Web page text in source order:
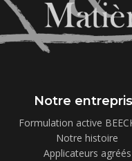
Notre
Formulation active
Notre histoire
Applicateurs agréés